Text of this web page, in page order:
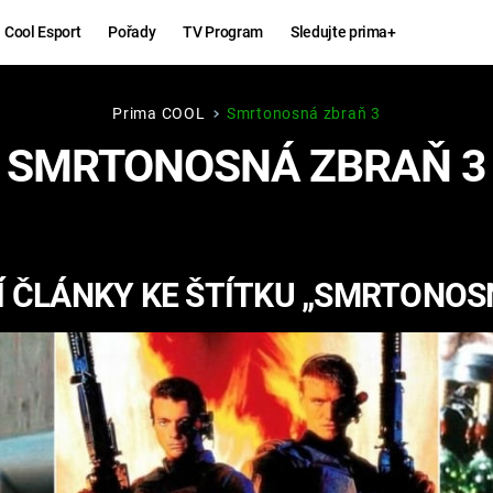
Cool Esport Pořady TV Program Sledujte prima+
Hry
KINGDOM
COME:
DELIVERANCE
ESPORT
Zábava
CHUCK
NORRIS
Prima COOL Smrtonosná zbraň 3
SMRTONOSNÁ ZBRAŇ 3
KE ŠTÍTKU